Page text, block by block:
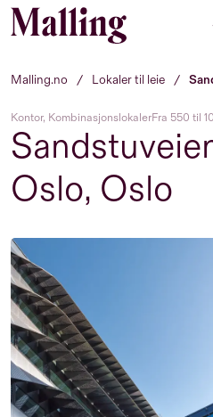
Hopp til innhold
Malling.no / Lokaler til leie /
Kontor, KombinasjonslokalerFra 550 til
Oslo, Oslo